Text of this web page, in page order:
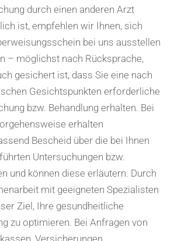
durch einen anderen Arzt
ist, empfehlen wir Ihnen, sich
bei uns ausstellen
– möglichst nach Rücksprache,
gesichert ist, dass Sie eine nach
Gesichtspunkten erforderliche
bzw. Behandlung erhalten. Bei
erhalten
Bescheid über die bei Ihnen
Untersuchungen bzw.
und können diese erläutern. Durch
mit geeigneten Spezialisten
Ziel, Ihre gesundheitliche
zu optimieren. Bei Anfragen von
Versicherungen,